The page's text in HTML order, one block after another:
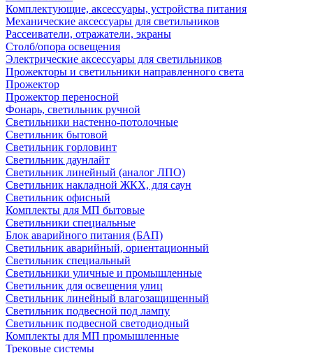
Комплектующие, аксессуары, устройства питания
Механические аксессуары для светильников
Рассеиватели, отражатели, экраны
Столб/опора освещения
Электрические аксессуары для светильников
Прожекторы и светильники направленного света
Прожектор
Прожектор переносной
Фонарь, светильник ручной
Светильники настенно-потолочные
Светильник бытовой
Светильник горловинт
Светильник даунлайт
Светильник линейный (аналог ЛПО)
Светильник накладной ЖКХ, для саун
Светильник офисный
Комплекты для МП бытовые
Светильники специальные
Блок аварийного питания (БАП)
Светильник аварийный, ориентационный
Светильник специальный
Светильники уличные и промышленные
Светильник для освещения улиц
Светильник линейный влагозащищенный
Светильник подвесной под лампу
Светильник подвесной светодиодный
Комплекты для МП промышленные
Трековые системы